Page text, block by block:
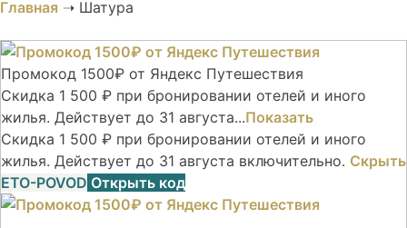
Главная ➝ Шатура
Промокод 1500₽ от Яндекс Путешествия
Скидка 1 500 ₽ при бронировании отелей и иного
жилья. Действует до 31 августа...Показать
Скидка 1 500 ₽ при бронировании отелей и иного
жилья. Действует до 31 августа включительно. Скрыть
ETO-POVOD Открыть код